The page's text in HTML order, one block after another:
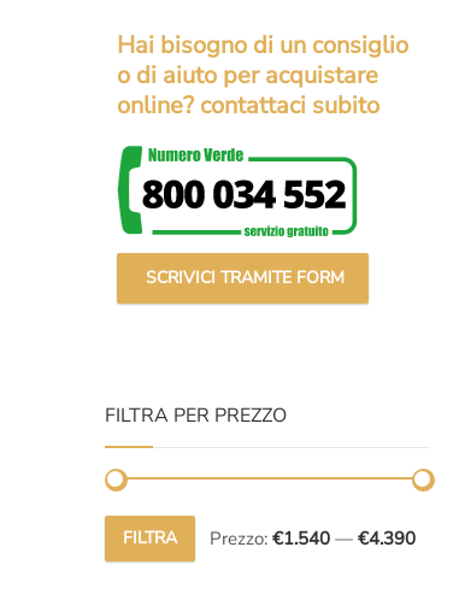
Hai bisogno di un consiglio
o di aiuto per acquistare
online? contattaci subito
SCRIVICI TRAMITE FORM
FILTRA PER PREZZO
Prezzo
Prezzo
FILTRA Prezzo: €1.540 — €4.390